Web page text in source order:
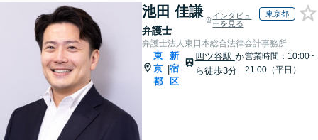
池田 佳謙
弁護士
インタビュ
ーを見る
東京都
弁護士法人東日本総合法律会計事務所
東
京
都
|
新
宿
区
四ツ谷駅 か
ら徒歩3分
営業時間：10:00~
21:00（平日）